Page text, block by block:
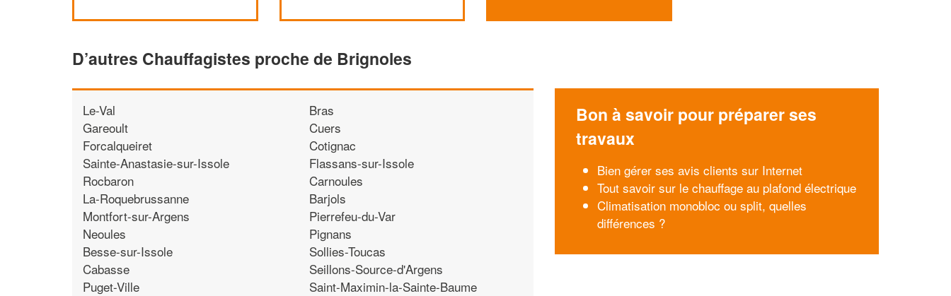
D’autres Chauffagistes proche de Brignoles
Le-Val
Gareoult
Forcalqueiret
Sainte-Anastasie-sur-Issole
Rocbaron
La-Roquebrussanne
Montfort-sur-Argens
Neoules
Besse-sur-Issole
Cabasse
Puget-Ville
Bras
Cuers
Cotignac
Flassans-sur-Issole
Carnoules
Barjols
Pierrefeu-du-Var
Pignans
Sollies-Toucas
Seillons-Source-d'Argens
Saint-Maximin-la-Sainte-Baume
Bon à savoir pour préparer ses
travaux
Bien gérer ses avis clients sur Internet
Tout savoir sur le chauffage au plafond électrique
Climatisation monobloc ou split, quelles
différences ?